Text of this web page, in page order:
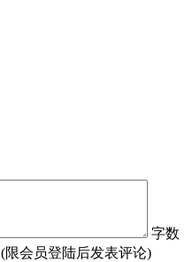
字数
(限会员登陆后发表评论)